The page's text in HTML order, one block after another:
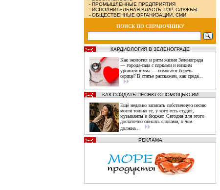
- ПРОМЫШЛЕННЫЕ ПРЕДПРИЯТИЯ
- ИСПОЛНИТЕЛЬНАЯ ВЛАСТЬ, ГОР. СЛУЖБЫ
- ОБЩЕСТВЕННЫЕ ОРГАНИЗАЦИИ, СМИ
ПОИСК ПО СПРАВОЧНИКУ
КАРДИОЛОГИЯ В ЗЕЛЕНОГРАДЕ
Как экология и ритм жизни Зеленограда
— города‑сада с парками и низким
уровнем шума — помогают беречь
сердце? В статье расскажем, как среда...
КАК СОЗДАТЬ ПЕСНЮ С ПОМОЩЬЮ ИИ
Ещё недавно записать собственную песню
могли только те, у кого есть студия,
музыканты и бюджет. Сегодня для этого
достаточно описать словами, о чём
должна...
РЕКЛАМА